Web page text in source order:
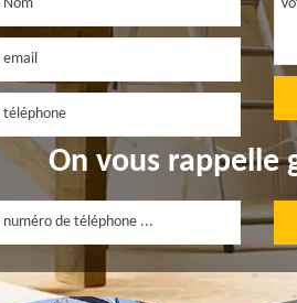
On vous rappelle